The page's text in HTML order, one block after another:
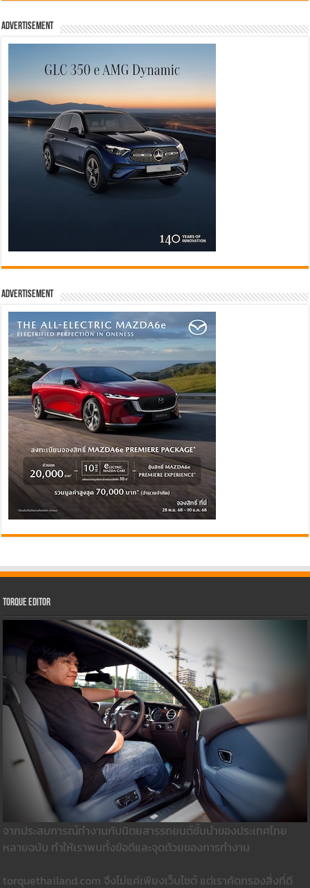
Advertisement
Advertisement
Torque Editor
จากประสบการณ์ทำงานกับนิตยสารรถยนต์ชั้นนำของประเทศไทย
หลายฉบับ ทำให้เราพบทั้งข้อดีและจุดด้วยของการทำงาน
torquethailand.com จึงไม่แค่เพียงเว็บไซต์ แต่เราคัดกรองสิ่งที่ดี